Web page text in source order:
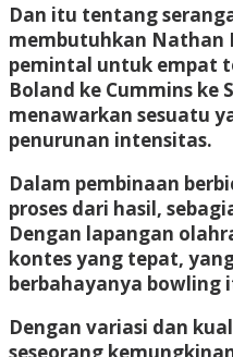
Dan itu tentang
membutuhkan Nathan
pemintal untuk empat
Boland ke Cummins ke
menawarkan sesuatu
penurunan intensitas.
Dalam pembinaan
proses dari hasil,
Dengan lapangan
kontes yang tepat,
berbahayanya bowling
Dengan variasi dan
seseorang